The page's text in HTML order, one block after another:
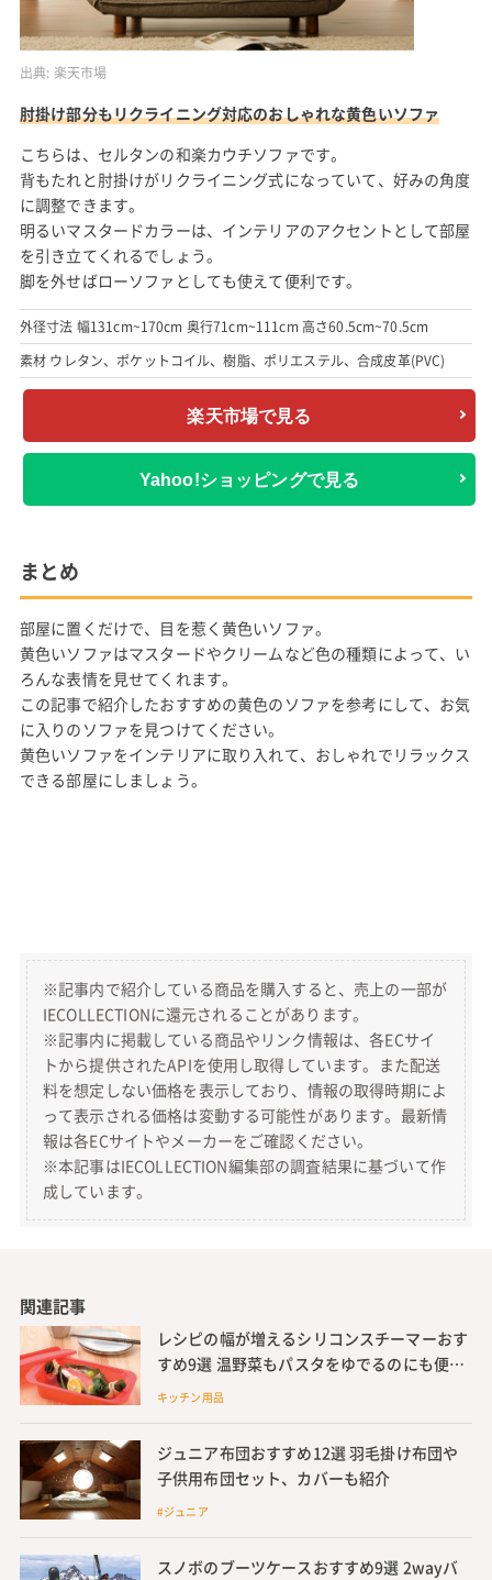
出典: 楽天市場
肘掛け部分もリクライニング対応のおしゃれな黄色いソファ
こちらは、セルタンの和楽カウチソファです。
背もたれと肘掛けがリクライニング式になっていて、好みの角度
に調整できます。
明るいマスタードカラーは、インテリアのアクセントとして部屋
を引き立てくれるでしょう。
脚を外せばローソファとしても使えて便利です。
外径寸法 幅131cm~170cm 奥行71cm~111cm 高さ60.5cm~70.5cm
素材 ウレタン、ポケットコイル、樹脂、ポリエステル、合成皮革(PVC)
楽天市場で見る
Yahoo!ショッピングで見る
まとめ
部屋に置くだけで、目を惹く黄色いソファ。
黄色いソファはマスタードやクリームなど色の種類によって、い
ろんな表情を見せてくれます。
この記事で紹介したおすすめの黄色のソファを参考にして、お気
に入りのソファを見つけてください。
黄色いソファをインテリアに取り入れて、おしゃれでリラックス
できる部屋にしましょう。
※記事内で紹介している商品を購入すると、売上の一部が
IECOLLECTIONに還元されることがあります。
※記事内に掲載している商品やリンク情報は、各ECサイ
トから提供されたAPIを使用し取得しています。また配送
料を想定しない価格を表示しており、情報の取得時期によ
って表示される価格は変動する可能性があります。最新情
報は各ECサイトやメーカーをご確認ください。
※本記事はIECOLLECTION編集部の調査結果に基づいて作
成しています。
関連記事
レシピの幅が増えるシリコンスチーマーおす
すめ9選 温野菜もパスタをゆでるのにも便
利、使い方のポイントも紹介
キッチン用品
ジュニア布団おすすめ12選 羽毛掛け布団や
子供用布団セット、カバーも紹介
#ジュニア
スノボのブーツケースおすすめ9選 2wayバ